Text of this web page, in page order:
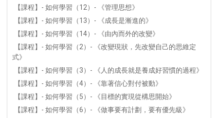
57 腓利門書
58 希伯來書 59 雅各書
63 約翰二書
64 約翰三書 66 啟示錄
聖經故事
教會
爭戰 信望愛 學習
時間管理和學習方法
愛神
喜樂 管理 信仰根基 命定
建立榮耀教會
趕鬼
神同在
傳道者的言語 信心
命定性格
使徒保羅的神學體系
屬靈的世界
耶穌基督的喜訊
【課程】- 如何學習（12）- 《管理思想》
【課程】- 如何學習（13）- 《成長是漸進的》
【課程】- 如何學習（14）- 《由內而外的改變》
【課程】- 如何學習（2）- 《改變現狀，先改變自己的思維定
式》
【課程】- 如何學習（3）- 《人的成長就是養成好習慣的過程》
【課程】- 如何學習（4）- 《靠著信心對付被動》
【課程】- 如何學習（5）- 《目標的實現從構思開始》
【課程】- 如何學習（6）- 《做事要有計劃，要有優先級》